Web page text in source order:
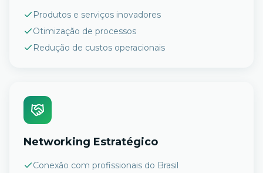
Produtos e serviços inovadores
Otimização de processos
Redução de custos operacionais
Networking Estratégico
Conexão com profissionais do Brasil